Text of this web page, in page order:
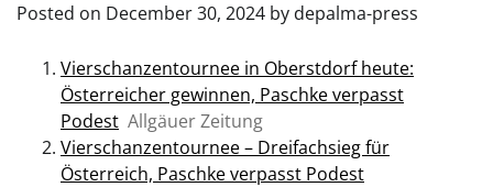
Posted on December 30, 2024 by depalma-press
Vierschanzentournee in Oberstdorf heute:
Österreicher gewinnen, Paschke verpasst
Podest Allgäuer Zeitung
Vierschanzentournee – Dreifachsieg für
Österreich, Paschke verpasst Podest